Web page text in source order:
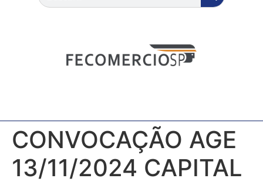
CONVOCAÇÃO AGE
13/11/2024 CAPITAL